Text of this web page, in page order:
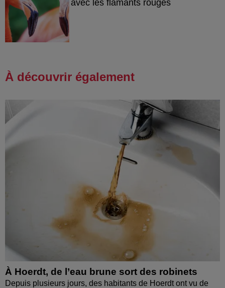
avec les flamants rouges
À découvrir également
À Hoerdt, de l’eau brune sort des robinets
Depuis plusieurs jours, des habitants de Hoerdt ont vu de